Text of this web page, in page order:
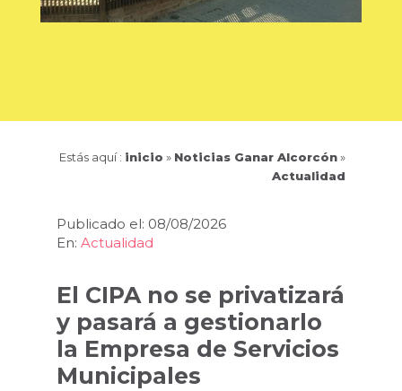
Estás aquí : inicio » Noticias Ganar Alcorcón»
Actualidad
Publicado el: 08/08/2026
En: Actualidad
El CIPA no se privatizará
y pasará a gestionarlo
la Empresa de Servicios
Municipales